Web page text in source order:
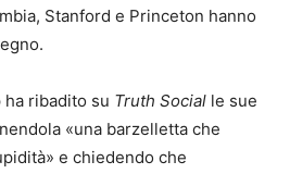
Stanford e Princeton hanno
ha ribadito su Truth Social le sue
«una barzelletta che
e chiedendo che